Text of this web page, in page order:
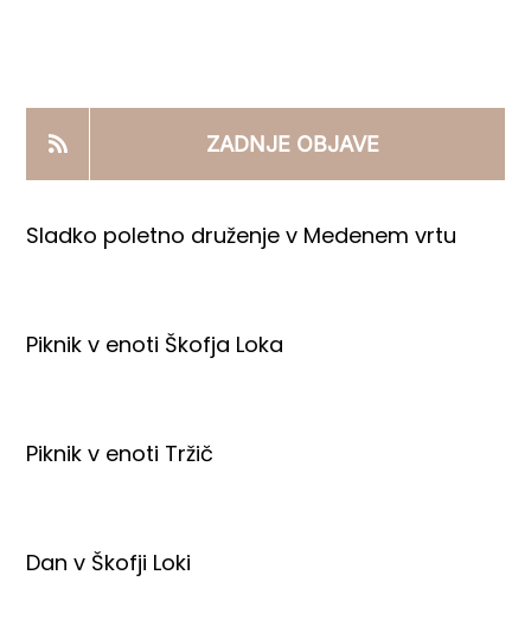
PRODAJNI IZDELKI
AKTUALNO
ZADNJE OBJAVE
Sladko poletno druženje v Medenem vrtu
Piknik v enoti Škofja Loka
Piknik v enoti Tržič
Dan v Škofji Loki